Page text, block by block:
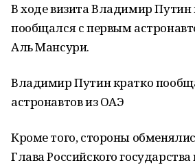
В ходе визита Владимир Путин
пообщался с первым
Аль Мансури.
Владимир Путин кратко
астронавтов из ОАЭ
Кроме того, стороны
Глава Российского